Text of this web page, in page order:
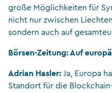
große Möglichkeiten für
nicht nur zwischen
sondern auch auf
Börsen-Zeitung: Auf
Adrian Hasler: Ja, Europa
Standort für die